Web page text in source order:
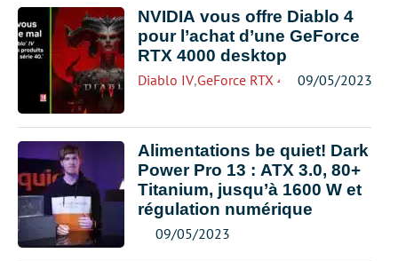
NVIDIA vous offre Diablo 4
pour l’achat d’une GeForce
RTX 4000 desktop
Diablo IV,GeForce RTX 400009/05/2023
Alimentations be quiet! Dark
Power Pro 13 : ATX 3.0, 80+
Titanium, jusqu’à 1600 W et
régulation numérique
09/05/2023